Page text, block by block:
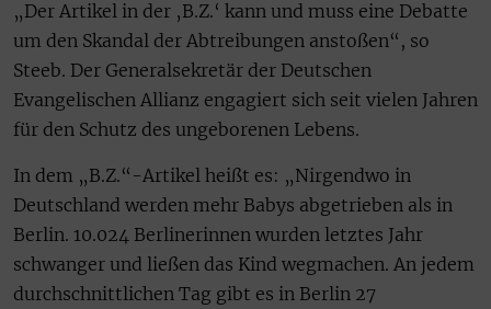
„Der Artikel in der ‚B.Z.‘ kann und muss eine Debatte
um den Skandal der Abtreibungen anstoßen“, so
Steeb. Der Generalsekretär der Deutschen
Evangelischen Allianz engagiert sich seit vielen Jahren
für den Schutz des ungeborenen Lebens.
In dem „B.Z.“-Artikel heißt es: „Nirgendwo in
Deutschland werden mehr Babys abgetrieben als in
Berlin. 10.024 Berlinerinnen wurden letztes Jahr
schwanger und ließen das Kind wegmachen. An jedem
durchschnittlichen Tag gibt es in Berlin 27